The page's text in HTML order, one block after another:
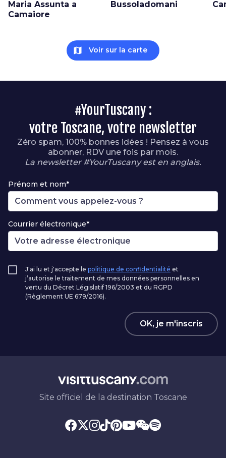
Maria Assunta a
Camaiore
Bussoladomani
map Voir sur la carte
#YourTuscany :
votre Toscane, votre newsletter
Zéro spam, 100% bonnes idées ! Pensez à vous
abonner, RDV une fois par mois.
La newsletter #YourTuscany est en anglais.
Prénom et nom*
Courrier électronique*
J'ai lu et j'accepte le politique de confidentialité et
j’autorise le traitement de mes données personnelles en
vertu du Décret Législatif 196/2003 et du RGPD
(Règlement UE 679/2016).
OK, je m'inscris
Site officiel de la destination Toscane